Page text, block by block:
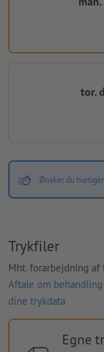
tor.
Ønsker du
Trykfiler
Mht. forarbejdning
Aftale om
dine trykdata
Egne